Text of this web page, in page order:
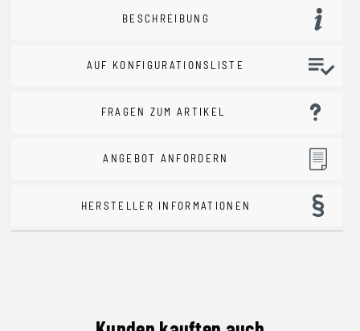
BESCHREIBUNG
AUF KONFIGURATIONSLISTE
FRAGEN ZUM ARTIKEL
ANGEBOT ANFORDERN
HERSTELLER INFORMATIONEN